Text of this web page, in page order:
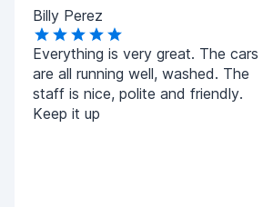
Billy Perez
Everything is very great. The cars
are all running well, washed. The
staff is nice, polite and friendly.
Keep it up